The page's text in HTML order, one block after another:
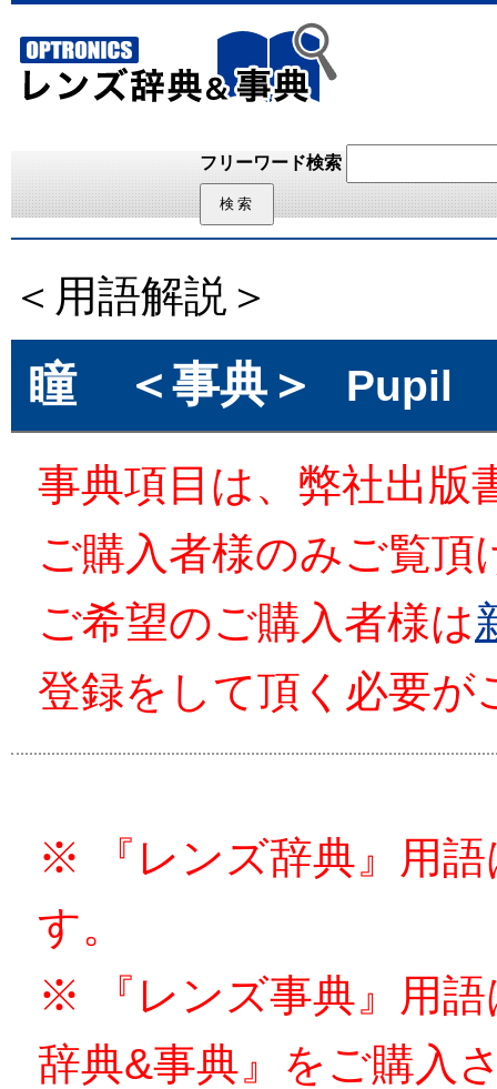
フリーワード検索
＜用語解説＞
瞳＜事典＞ Pupil
事典項目は、弊社出版
ご購入者様のみご覧頂
ご希望のご購入者様は
登録をして頂く必要が
※ 『レンズ辞典』用
す。
※ 『レンズ事典』用
辞典&事典』をご購入